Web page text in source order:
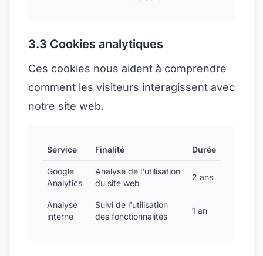
3.3 Cookies analytiques
Ces cookies nous aident à comprendre
comment les visiteurs interagissent avec
notre site web.
Service Finalité Durée
Google
Analytics
Analyse de l'utilisation
du site web
2 ans
Analyse
interne
Suivi de l'utilisation
des fonctionnalités
1 an